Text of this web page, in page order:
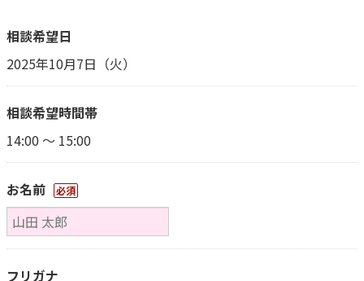
相談希望日
2025年10月7日（火）
相談希望時間帯
14:00 ～ 15:00
お名前 必須
フリガナ